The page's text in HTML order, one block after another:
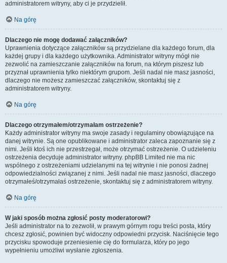
administratorem witryny, aby ci je przydzielił.
Na górę
Dlaczego nie mogę dodawać załączników?
Uprawnienia dotyczące załączników są przydzielane dla każdego forum, dla
każdej grupy i dla każdego użytkownika. Administrator witryny mógł nie
zezwolić na zamieszczanie załączników na forum, na którym piszesz lub
przyznał uprawnienia tylko niektórym grupom. Jeśli nadal nie masz jasności,
dlaczego nie możesz zamieszczać załączników, skontaktuj się z
administratorem witryny.
Na górę
Dlaczego otrzymałem/otrzymałam ostrzeżenie?
Każdy administrator witryny ma swoje zasady i regulaminy obowiązujące na
danej witrynie. Są one opublikowane i administrator zaleca zapoznanie się z
nimi. Jeśli ktoś ich nie przestrzegał, może otrzymać ostrzeżenie. O udzieleniu
ostrzeżenia decyduje administrator witryny. phpBB Limited nie ma nic
wspólnego z ostrzeżeniami udzielanymi na tej witrynie i nie ponosi żadnej
odpowiedzialności związanej z nimi. Jeśli nadal nie masz jasności, dlaczego
otrzymałeś/otrzymałaś ostrzeżenie, skontaktuj się z administratorem witryny.
Na górę
W jaki sposób można zgłosić posty moderatorowi?
Jeśli administrator na to zezwolił, w prawym górnym rogu treści posta, który
chcesz zgłosić, powinien być widoczny odpowiedni przycisk. Naciśnięcie tego
przycisku spowoduje przeniesienie cię do formularza, który po jego
wypełnieniu umożliwi wysłanie zgłoszenia.